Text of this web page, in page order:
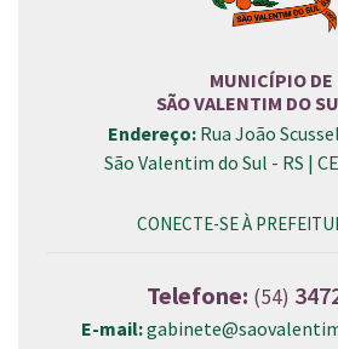
MUNICÍPIO DE
SÃO VALENTIM DO
Endereço: Rua João
São Valentim do Sul - RS |
CONECTE-SE À
Telefone: (54)
E-mail: